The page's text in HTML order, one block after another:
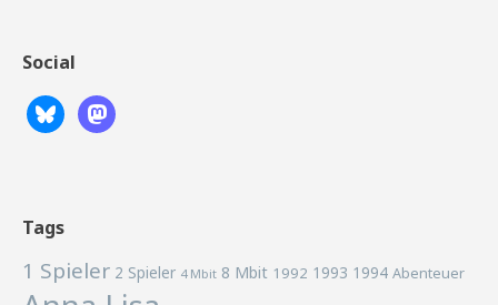
Social
Tags
1 Spieler 2 Spieler 4 Mbit 8 Mbit 1992 1993 1994 Abenteuer